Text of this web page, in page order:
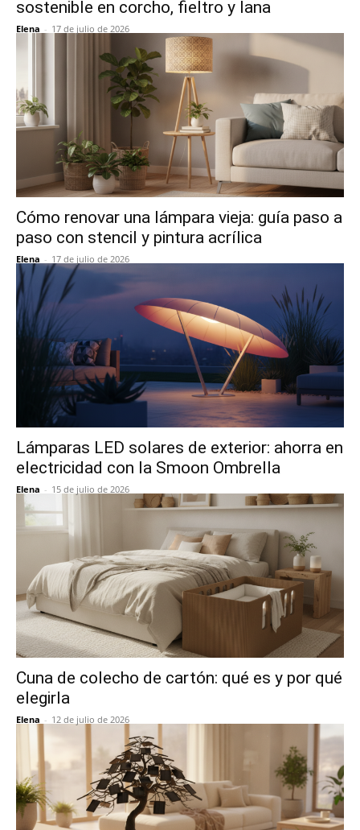
sostenible en corcho, fieltro y lana
Elena - 17 de julio de 2026
Cómo renovar una lámpara vieja: guía paso a
paso con stencil y pintura acrílica
Elena - 17 de julio de 2026
Lámparas LED solares de exterior: ahorra en
electricidad con la Smoon Ombrella
Elena - 15 de julio de 2026
Cuna de colecho de cartón: qué es y por qué
elegirla
Elena - 12 de julio de 2026